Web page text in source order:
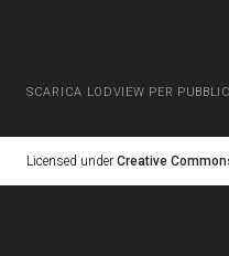
SCARICA LODVIEW PER
Licensed under Creative